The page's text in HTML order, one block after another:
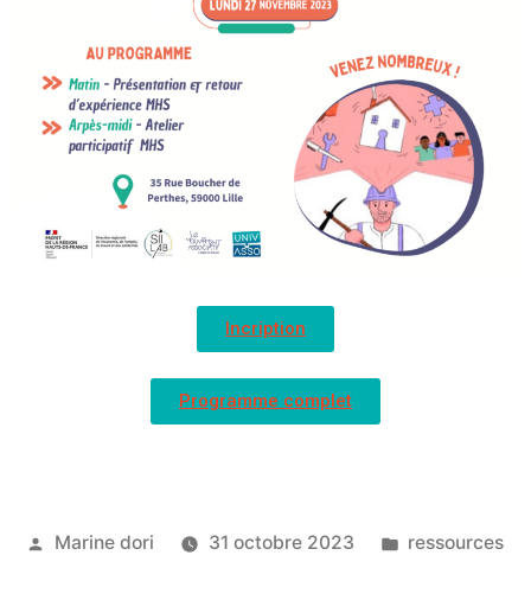
Incription
Programme complet
Marine dori 31 octobre 2023 ressources